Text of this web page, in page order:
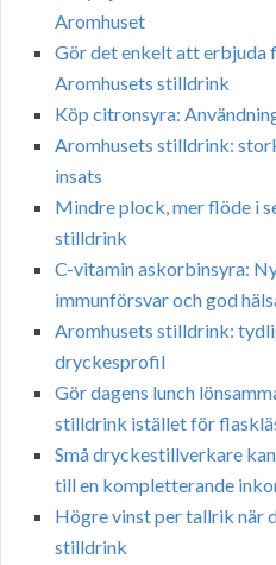
Aromhuset
Gör det enkelt att erbjuda
Aromhusets stilldrink
Köp citronsyra:
Aromhusets stilldrink:
insats
Mindre plock, mer flöde i
stilldrink
C-vitamin askorbinsyra:
immunförsvar och god
Aromhusets stilldrink:
dryckesprofil
Gör dagens lunch
stilldrink istället för
Små dryckestillverkare
till en kompletterande
Högre vinst per tallrik när
stilldrink